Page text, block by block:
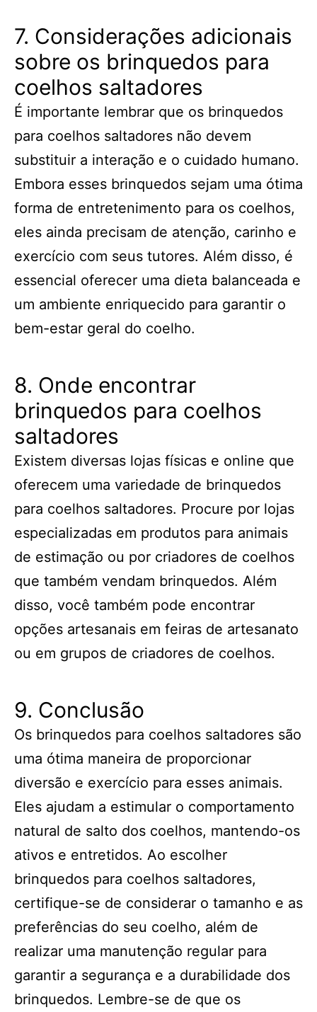
7. Considerações adicionais
sobre os brinquedos para
coelhos saltadores
É importante lembrar que os brinquedos
para coelhos saltadores não devem
substituir a interação e o cuidado humano.
Embora esses brinquedos sejam uma ótima
forma de entretenimento para os coelhos,
eles ainda precisam de atenção, carinho e
exercício com seus tutores. Além disso, é
essencial oferecer uma dieta balanceada e
um ambiente enriquecido para garantir o
bem-estar geral do coelho.
8. Onde encontrar
brinquedos para coelhos
saltadores
Existem diversas lojas físicas e online que
oferecem uma variedade de brinquedos
para coelhos saltadores. Procure por lojas
especializadas em produtos para animais
de estimação ou por criadores de coelhos
que também vendam brinquedos. Além
disso, você também pode encontrar
opções artesanais em feiras de artesanato
ou em grupos de criadores de coelhos.
9. Conclusão
Os brinquedos para coelhos saltadores são
uma ótima maneira de proporcionar
diversão e exercício para esses animais.
Eles ajudam a estimular o comportamento
natural de salto dos coelhos, mantendo-os
ativos e entretidos. Ao escolher
brinquedos para coelhos saltadores,
certifique-se de considerar o tamanho e as
preferências do seu coelho, além de
realizar uma manutenção regular para
garantir a segurança e a durabilidade dos
brinquedos. Lembre-se de que os